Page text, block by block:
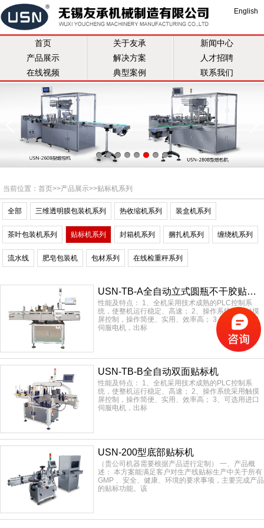
English
首页 关于友承
新闻中心
产品展示
解决方案
人才招聘
在线视频
典型案例 联系我们
当前位置： 首页>>产品展示>>贴标机系列
全部 三维透明膜包装机系列 热收缩机系列 装盒机系列
茶叶包装机系列 贴标机系列 封箱机系列 捆扎机系列 缠绕机系列
流水线 肥皂包装机 包材系列 在线检重秤系列
USN-TB-A全自动立式圆瓶不干胶贴标机
性能及特点： 1、全机采用技术成熟的PLC控制系
统，使整机运行稳定、高速； 2、操作系统采用触摸
屏控制，操作简便、实用、效率高； 3、可选用进口
伺服电机，出标
USN-TB-B全自动双面贴标机
性能及特点： 1、全机采用技术成熟的PLC控制系
统，使整机运行稳定、高速； 2、操作系统采用触摸
屏控制，操作简便、实用、效率高； 3、可选用进口
伺服电机，出标
USN-200型底部贴标机
（贵公司机器需要根据产品进行定制） 一、产品概
述： 本方案能满足客户对生产线贴标生产中关于所有
GMP 、安全、健康、环境的要求事项，主要完成产品
的贴标功能。该